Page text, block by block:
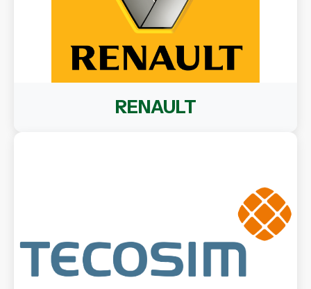
RENAULT